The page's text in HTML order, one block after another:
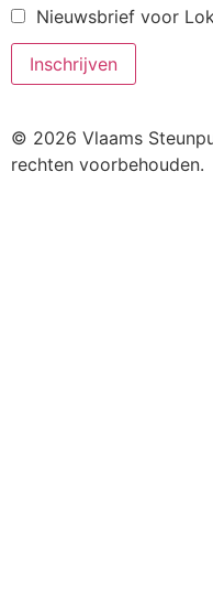
Nieuwsbrief voor
© 2026 Vlaams
rechten voorbehouden.